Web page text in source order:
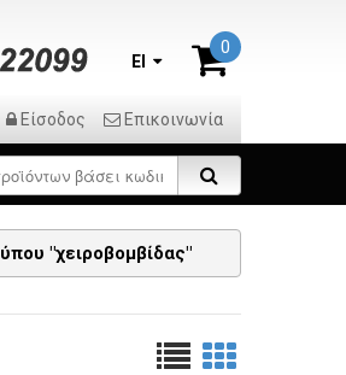
0
El
Είσοδος Επικοινωνία
"χειροβομβίδας"